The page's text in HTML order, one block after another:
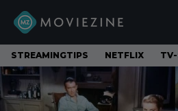
STREAMINGTIPS NETFLIX TV-